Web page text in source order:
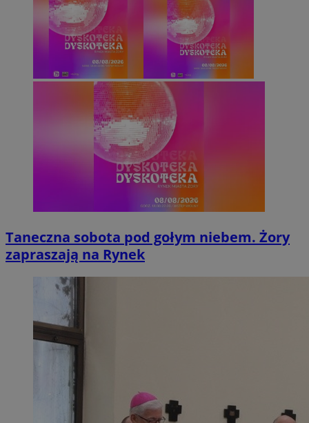
Taneczna sobota pod gołym niebem. Żory
zapraszają na Rynek